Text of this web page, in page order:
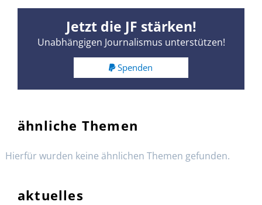
Jetzt die JF stärken!
Unabhängigen Journalismus unterstützen!
Spenden
ähnliche Themen
Hierfür wurden keine ähnlichen Themen gefunden.
aktuelles